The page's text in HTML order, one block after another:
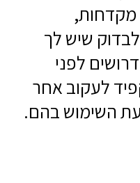
מקדחות,
שיש לך
לפני
לעקוב אחר
השימוש בהם.